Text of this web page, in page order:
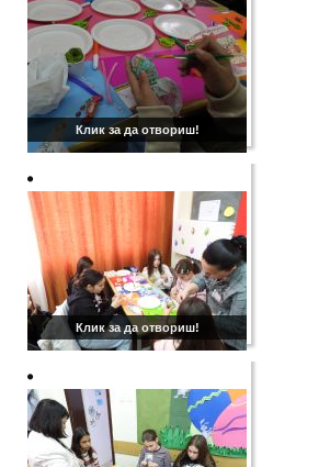
Клик за да отвориш!
Клик за да отвориш!